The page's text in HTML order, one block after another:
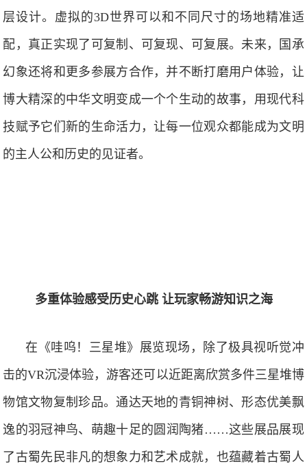
层设计。虚拟的3D世界可以和不同尺寸的场地精准适
配，真正实现了可复制、可复现、可复展。未来，国承
幻象还将和更多参展方合作，并不断打磨用户体验，让
博大精深的中华文明变成一个个生动的故事，用现代科
技赋予它们新的生命活力，让每一位观众都能成为文明
的主人公和历史的见证者。
多重体验感受历史心跳 让玩家畅游知识之海
在《哇呜！三星堆》展览现场，除了极具视听觉冲
击的VR沉浸体验，游客还可以近距离欣赏多件三星堆博
物馆文物复制珍品。通达天地的青铜神树、形态优美飘
逸的羽冠神鸟、萌趣十足的圆润陶猪……这些展品展现
了古蜀先民非凡的想象力和艺术成就，也蕴藏着古蜀人